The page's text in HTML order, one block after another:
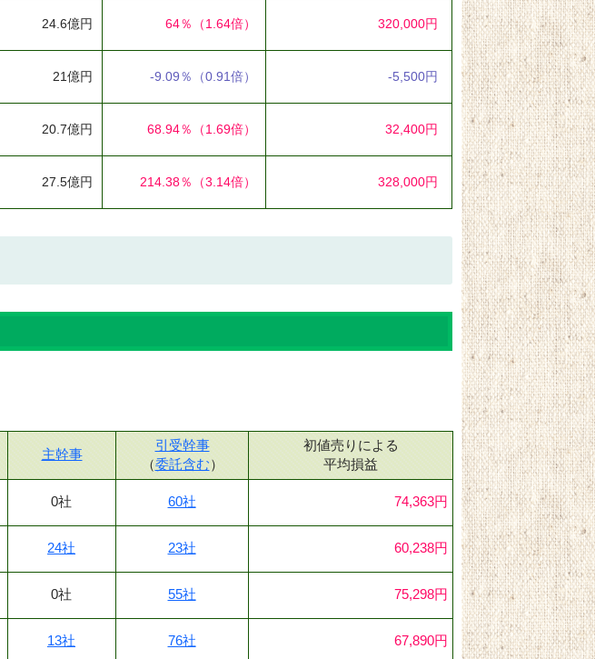
24.6億円 64％ （1.64倍） 320,000円
21億円 -9.09％ （0.91倍） -5,500円
20.7億円 68.94％ （1.69倍） 32,400円
27.5億円 214.38％ （3.14倍） 328,000円
主幹事
引受幹事
（委託含む）
初値売りによる
平均損益
0社 60社 74,363円
24社 23社 60,238円
0社 55社 75,298円
13社 76社 67,890円